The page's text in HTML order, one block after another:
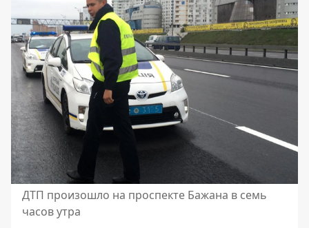
ДТП произошло на проспекте Бажана в семь
часов утра